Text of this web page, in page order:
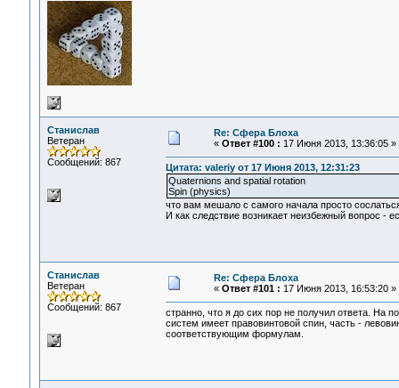
Станислав
Ветеран
Сообщений: 867
Re: Сфера Блоха
« Ответ #100 : 17 Июня 2013, 13:36:05 »
Цитата: valeriy от 17 Июня 2013, 12:31:23
Quaternions and spatial rotation
Spin (physics)
что вам мешало с самого начала просто
И как следствие возникает неизбежный вопрос -
Станислав
Ветеран
Сообщений: 867
Re: Сфера Блоха
« Ответ #101 : 17 Июня 2013, 16:53:20 »
странно, что я до сих пор не получил ответа. На
систем имеет правовинтовой спин, часть -
соответствующим формулам.